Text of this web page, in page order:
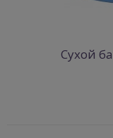
Сухой